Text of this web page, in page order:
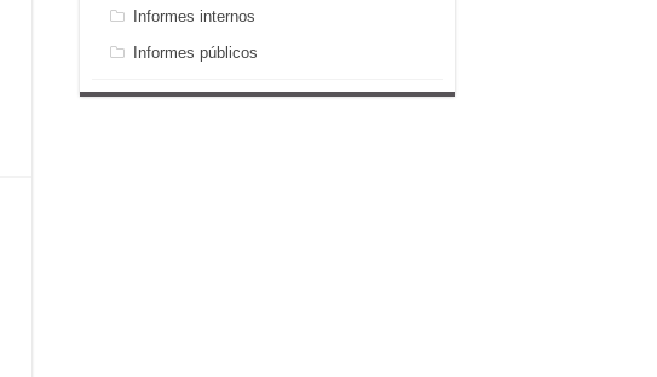
Informes internos
Informes públicos